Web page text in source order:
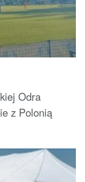
Odra
z Polonią